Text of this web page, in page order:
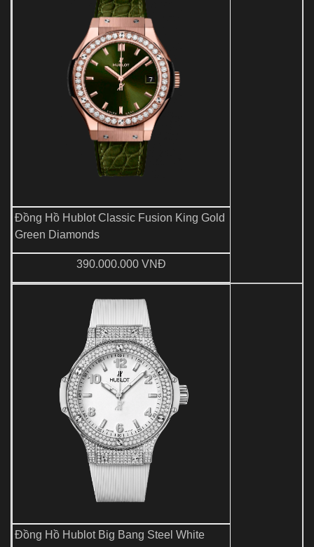
Đồng Hồ Hublot Classic Fusion King Gold
Green Diamonds
390.000.000 VNĐ
Đồng Hồ Hublot Big Bang Steel White